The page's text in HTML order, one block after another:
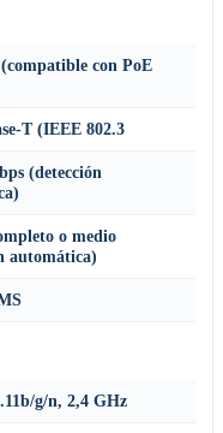
con PoE
T (IEEE 802.3
(detección
o medio
automática)
g/n, 2,4 GHz